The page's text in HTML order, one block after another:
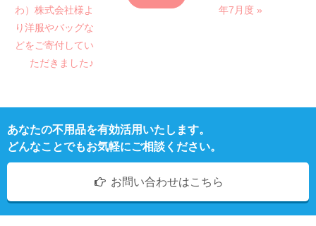
わ）株式会社様よ
り洋服やバッグな
どをご寄付してい
ただきました♪
年7月度 »
あなたの不用品を有効活用いたします。
どんなことでもお気軽にご相談ください。
お問い合わせはこちら